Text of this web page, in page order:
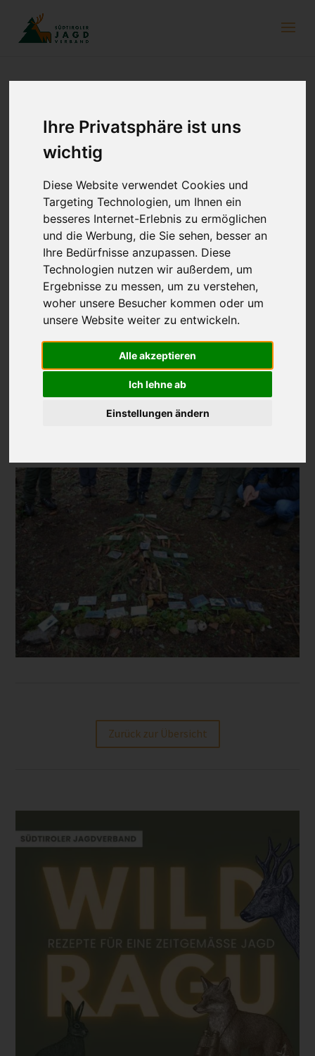
Ihre Privatsphäre ist uns
wichtig
Diese Website verwendet Cookies und
Targeting Technologien, um Ihnen ein
besseres Internet-Erlebnis zu ermöglichen
und die Werbung, die Sie sehen, besser an
Ihre Bedürfnisse anzupassen. Diese
Technologien nutzen wir außerdem, um
Ergebnisse zu messen, um zu verstehen,
woher unsere Besucher kommen oder um
unsere Website weiter zu entwickeln.
Alle akzeptieren
Ich lehne ab
Einstellungen ändern
Wald- und Wildpädagogik Lehrgang
13. Januar 2023
Wald- und Wildpädagogik. Der Lehrgang der Forstschule
Latemar zeigt den Teilnehmern in drei Modulen auf, wie sie mit
Gruppen und Schulklassen arbeiten und ihnen jagdliche,
forstliche und naturbezogene Themen spielerisch näherbringen
können. Die Teilnehmer bekommen einen Einblick in die
Methodenkiste, können selbst verschiedene Methoden und
Spiele erleben und reflektieren und müssen im Rahmen des
Lehrgangs einen eigenen Waldausgang mit einer Schulklasse
konzeptionieren und umsetzen.
Der Kurs findet in der Forstschule Latemar in Welschnofen statt
und kostet 850 Euro (inklusive Unterkunft, Verpflegung und
Kursunterlagen).
Die genauen Termine, Infos zur Anmeldung und alles Weitere
unserem Terminkalender.
Zurück zur Übersicht